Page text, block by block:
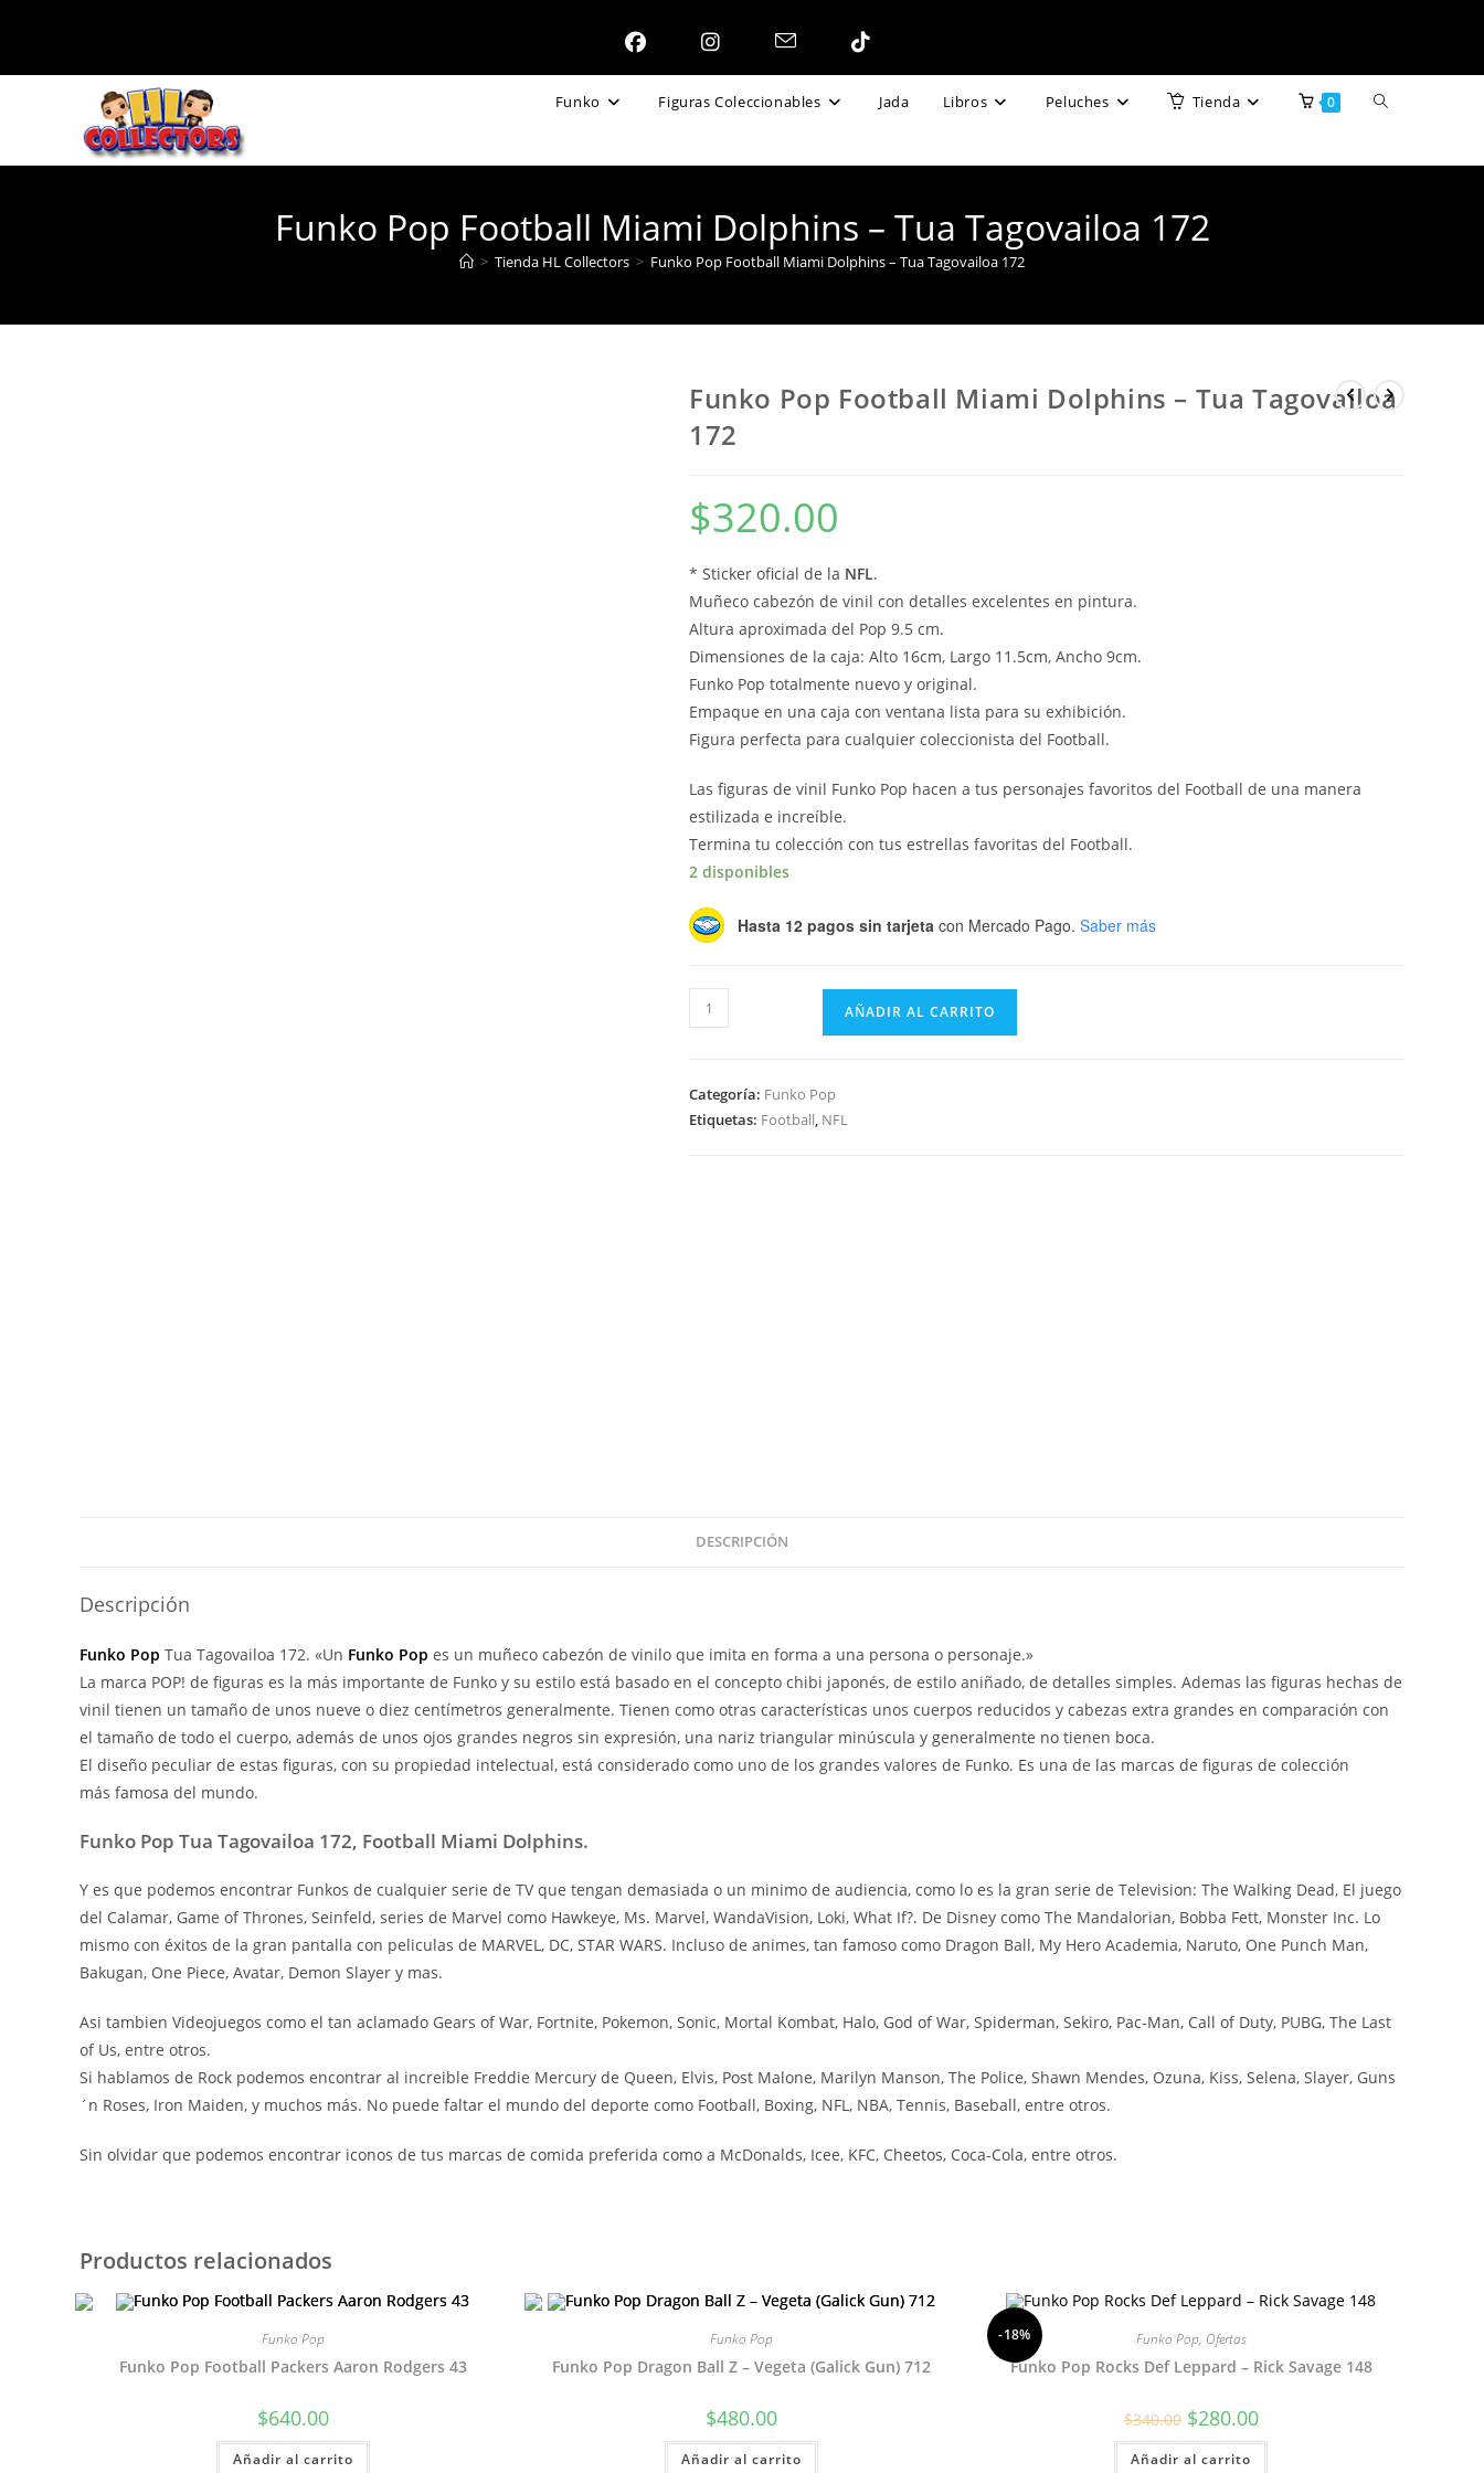
Funko Figuras Coleccionables Jada Libros Peluches Tienda 0 Alternar
Funko Pop Football Miami Dolphins – Tua Tagovailoa 172
> Tienda HL Collectors > Funko Pop Football Miami Dolphins – Tua Tagovailoa 172
Funko Pop Football Miami Dolphins – Tua Tagovailoa
172
$320.00
* Sticker oficial de la NFL.
Muñeco cabezón de vinil con detalles excelentes en pintura.
Altura aproximada del Pop 9.5 cm.
Dimensiones de la caja: Alto 16cm, Largo 11.5cm, Ancho 9cm.
Funko Pop totalmente nuevo y original.
Empaque en una caja con ventana lista para su exhibición.
Figura perfecta para cualquier coleccionista del Football.
Las figuras de vinil Funko Pop hacen a tus personajes favoritos del Football de una manera
estilizada e increíble.
Termina tu colección con tus estrellas favoritas del Football.
2 disponibles
Hasta 12 pagos sin tarjeta con Mercado Pago. Saber más
Funko
Pop
Dolphins
AÑADIR AL CARRITO
Categoría: Funko Pop
Etiquetas: Football, NFL
DESCRIPCIÓN
Descripción
Funko Pop Tua Tagovailoa 172. «Un Funko Pop es un muñeco cabezón de vinilo que imita en forma a una persona o personaje.»
La marca POP! de figuras es la más importante de Funko y su estilo está basado en el concepto chibi japonés, de estilo aniñado, de detalles simples. Ademas las figuras hechas de
vinil tienen un tamaño de unos nueve o diez centímetros generalmente. Tienen como otras características unos cuerpos reducidos y cabezas extra grandes en comparación con
el tamaño de todo el cuerpo, además de unos ojos grandes negros sin expresión, una nariz triangular minúscula y generalmente no tienen boca.
El diseño peculiar de estas figuras, con su propiedad intelectual, está considerado como uno de los grandes valores de Funko. Es una de las marcas de figuras de colección
más famosa del mundo.
Funko Pop Tua Tagovailoa 172, Football Miami Dolphins.
Y es que podemos encontrar Funkos de cualquier serie de TV que tengan demasiada o un minimo de audiencia, como lo es la gran serie de Television: The Walking Dead, El juego
del Calamar, Game of Thrones, Seinfeld, series de Marvel como Hawkeye, Ms. Marvel, WandaVision, Loki, What If?. De Disney como The Mandalorian, Bobba Fett, Monster Inc. Lo
mismo con éxitos de la gran pantalla con peliculas de MARVEL, DC, STAR WARS. Incluso de animes, tan famoso como Dragon Ball, My Hero Academia, Naruto, One Punch Man,
Bakugan, One Piece, Avatar, Demon Slayer y mas.
Asi tambien Videojuegos como el tan aclamado Gears of War, Fortnite, Pokemon, Sonic, Mortal Kombat, Halo, God of War, Spiderman, Sekiro, Pac-Man, Call of Duty, PUBG, The Last
of Us, entre otros.
Si hablamos de Rock podemos encontrar al increible Freddie Mercury de Queen, Elvis, Post Malone, Marilyn Manson, The Police, Shawn Mendes, Ozuna, Kiss, Selena, Slayer, Guns
´n Roses, Iron Maiden, y muchos más. No puede faltar el mundo del deporte como Football, Boxing, NFL, NBA, Tennis, Baseball, entre otros.
Sin olvidar que podemos encontrar iconos de tus marcas de comida preferida como a McDonalds, Icee, KFC, Cheetos, Coca-Cola, entre otros.
Productos relacionados
Funko Pop
Funko Pop Football Packers Aaron Rodgers 43
$640.00
Añadir al carrito
Funko Pop
Funko Pop Dragon Ball Z – Vegeta (Galick Gun) 712
$480.00
Añadir al carrito
-18% Funko Pop, Ofertas
Funko Pop Rocks Def Leppard – Rick Savage 148
$340.00 El
precio
original
era:
$280.00El
precio
actual
Añadir al carrito